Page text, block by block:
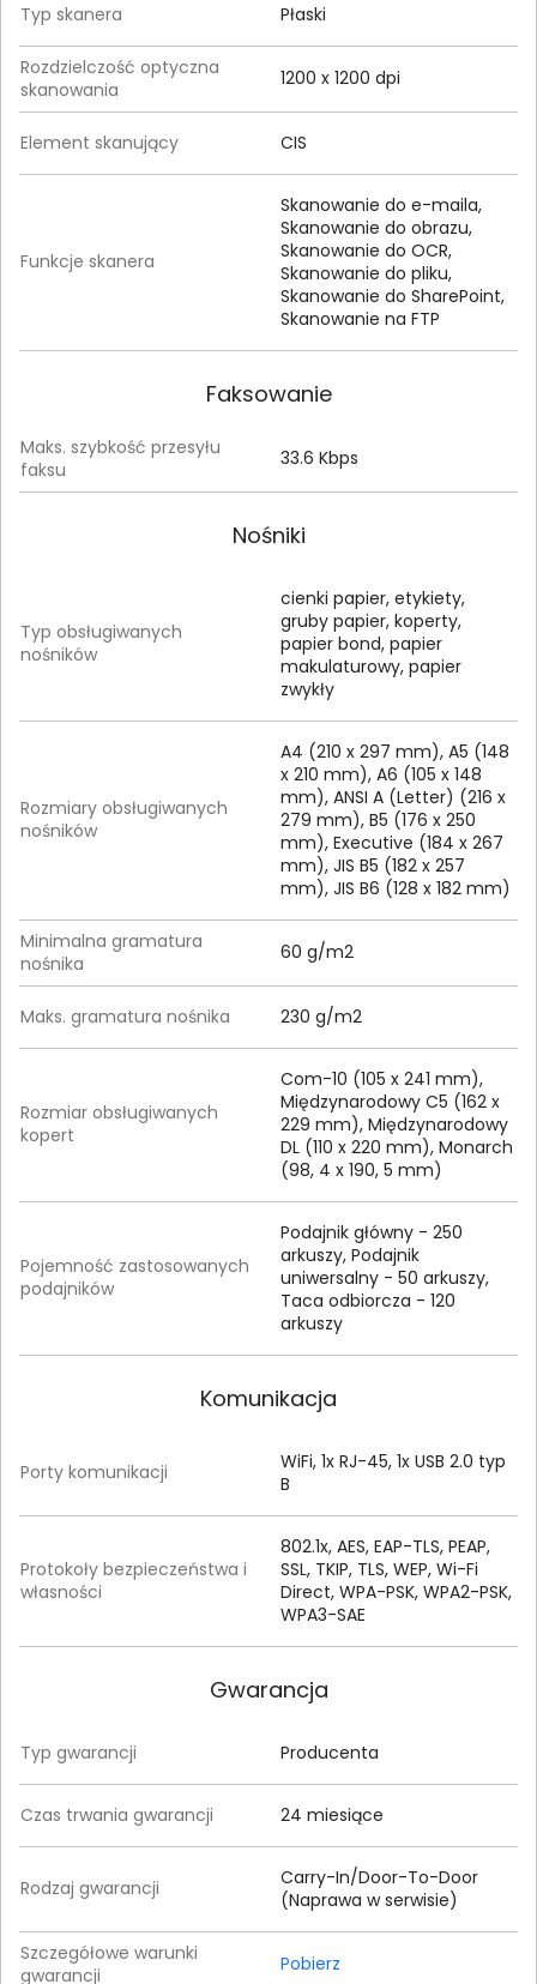
Typ skanera Płaski
Rozdzielczość optyczna
skanowania
1200 x 1200 dpi
Element skanujący CIS
Funkcje skanera
Skanowanie do e-maila,
Skanowanie do obrazu,
Skanowanie do OCR,
Skanowanie do pliku,
Skanowanie do SharePoint,
Skanowanie na FTP
Faksowanie
Maks. szybkość przesyłu
faksu
33.6 Kbps
Nośniki
Typ obsługiwanych
nośników
cienki papier, etykiety,
gruby papier, koperty,
papier bond, papier
makulaturowy, papier
zwykły
Rozmiary obsługiwanych
nośników
A4 (210 x 297 mm), A5 (148
x 210 mm), A6 (105 x 148
mm), ANSI A (Letter) (216 x
279 mm), B5 (176 x 250
mm), Executive (184 x 267
mm), JIS B5 (182 x 257
mm), JIS B6 (128 x 182 mm)
Minimalna gramatura
nośnika
60 g/m2
Maks. gramatura nośnika 230 g/m2
Rozmiar obsługiwanych
kopert
Com-10 (105 x 241 mm),
Międzynarodowy C5 (162 x
229 mm), Międzynarodowy
DL (110 x 220 mm), Monarch
(98, 4 x 190, 5 mm)
Pojemność zastosowanych
podajników
Podajnik główny - 250
arkuszy, Podajnik
uniwersalny - 50 arkuszy,
Taca odbiorcza - 120
arkuszy
Komunikacja
Porty komunikacji
WiFi, 1x RJ-45, 1x USB 2.0 typ
B
Protokoły bezpieczeństwa i
własności
802.1x, AES, EAP-TLS, PEAP,
SSL, TKIP, TLS, WEP, Wi-Fi
Direct, WPA-PSK, WPA2-PSK,
WPA3-SAE
Gwarancja
Typ gwarancji Producenta
Czas trwania gwarancji 24 miesiące
Rodzaj gwarancji
Carry-In/Door-To-Door
(Naprawa w serwisie)
Szczegółowe warunki
gwarancji
Pobierz